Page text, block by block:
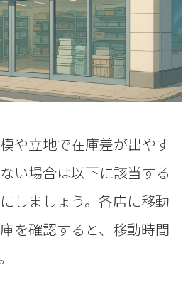
や立地で在庫差が出やす
い場合は以下に該当する
しましょう。各店に移動
を確認すると、移動時間